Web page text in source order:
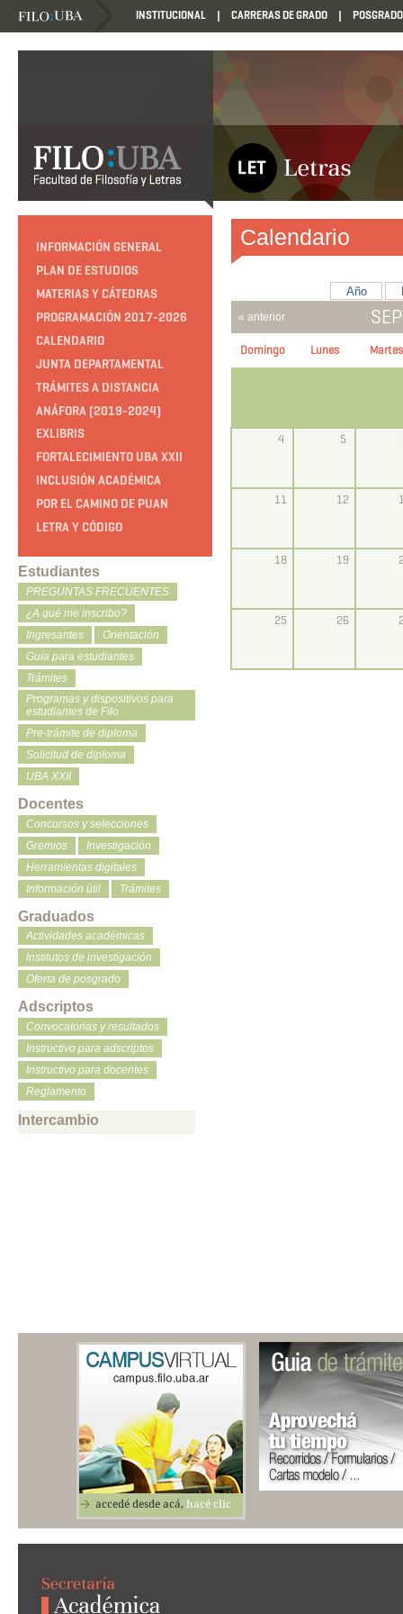
INSTITUCIONAL CARRERAS DE GRADO POSGRADO
INFORMACIÓN GENERAL
PLAN DE ESTUDIOS
MATERIAS Y CÁTEDRAS
PROGRAMACIÓN 2017-2026
CALENDARIO
JUNTA DEPARTAMENTAL
TRÁMITES A DISTANCIA
ANÁFORA (2019-2024)
EXLIBRIS
FORTALECIMIENTO UBA XXII
INCLUSIÓN ACADÉMICA
POR EL CAMINO DE PUAN
LETRA Y CÓDIGO
Estudiantes
PREGUNTAS FRECUENTES
¿A qué me inscribo?
Ingresantes
Orientación
Guía para estudiantes
Trámites
Programas y dispositivos para
estudiantes de Filo
Pre-trámite de diploma
Solicitud de diploma
UBA XXII
Docentes
Concursos y selecciones
Gremios
Investigación
Herramientas digitales
Información útil
Trámites
Graduados
Actividades académicas
Institutos de investigación
Oferta de posgrado
Adscriptos
Convocatorias y resultados
Instructivo para adscriptos
Instructivo para docentes
Reglamento
Intercambio
Calendario
Año
« anterior
Domingo Lunes Martes
4 5
11 12
18 19
25 26